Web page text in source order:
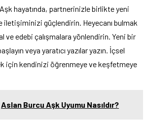
hayatında, partnerinizle birlikte yeni
iletişiminizi güçlendirin. Heyecanı bulmak
ve edebi çalışmalara yönlendirin. Yeni bir
veya yaratıcı yazılar yazın. İçsel
için kendinizi öğrenmeye ve keşfetmeye
Aslan Burcu Aşk Uyumu Nasıldır?